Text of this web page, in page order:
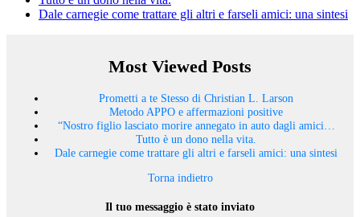
Dale carnegie come trattare gli altri e farseli amici: una sintesi
Most Viewed Posts
Prometti a te Stesso di Christian L. Larson
Metodo APPO e affermazioni positive
“Nostro figlio lasciato morire annegato in auto dagli amici…
Tutto è un dono nella vita.
Dale carnegie come trattare gli altri e farseli amici: una sintesi
Torna indietro
Il tuo messaggio è stato inviato